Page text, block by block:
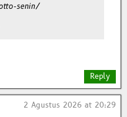
senin/
Reply
2 Agustus 2026 at 20:29